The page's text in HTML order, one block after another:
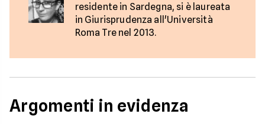
residente in Sardegna, si è laureata
in Giurisprudenza all'Università
Roma Tre nel 2013.
Argomenti in evidenza